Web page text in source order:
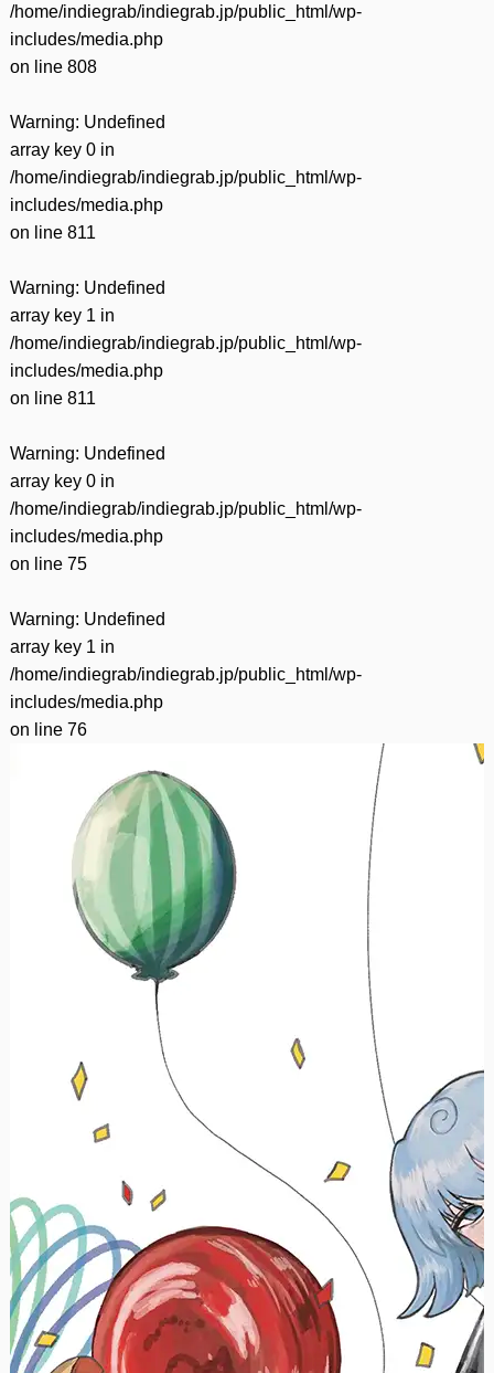
/home/indiegrab/indiegrab.jp/public_html/wp-
includes/media.php
on line 808
Warning: Undefined
array key 0 in
/home/indiegrab/indiegrab.jp/public_html/wp-
includes/media.php
on line 811
Warning: Undefined
array key 1 in
/home/indiegrab/indiegrab.jp/public_html/wp-
includes/media.php
on line 811
Warning: Undefined
array key 0 in
/home/indiegrab/indiegrab.jp/public_html/wp-
includes/media.php
on line 75
Warning: Undefined
array key 1 in
/home/indiegrab/indiegrab.jp/public_html/wp-
includes/media.php
on line 76